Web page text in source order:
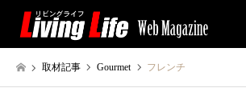
取材記事 Gourmet フレンチ